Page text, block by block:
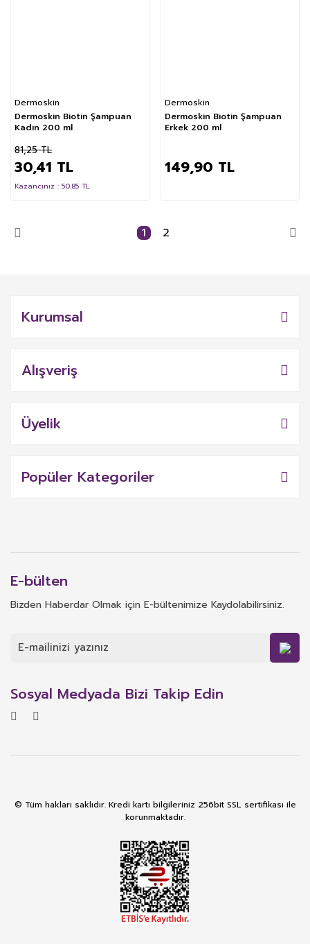
Dermoskin
Dermoskin Biotin Şampuan
Kadın 200 ml
30,41 TL
81,25 TL
Kazancınız : 50.85 TL
Dermoskin
Dermoskin Biotin Şampuan
Erkek 200 ml
149,90 TL
1 2
Kurumsal
Alışveriş
Üyelik
Popüler Kategoriler
E-bülten
Bizden Haberdar Olmak için E-bültenimize Kaydolabilirsiniz.
Sosyal Medyada Bizi Takip Edin
© Tüm hakları saklıdır. Kredi kartı bilgileriniz 256bit SSL sertifikası ile
korunmaktadır.